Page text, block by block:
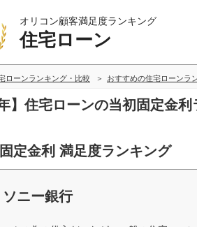
オリコン顧客満足度ランキング
住宅ローン
ローンランキング・比較 おすすめの住宅ローンラ
年】住宅ローンの当初固定金
定金利 満足度ランキング
ソニー銀行